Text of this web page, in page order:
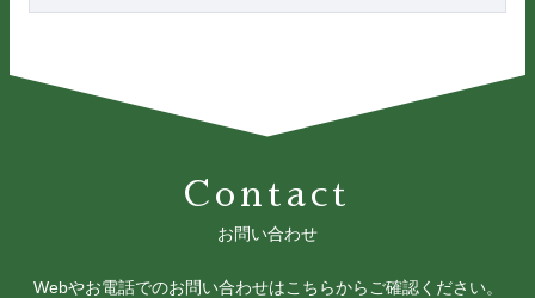
Contact
お問い合わせ
Webやお電話でのお問い合わせはこちらからご確認ください。